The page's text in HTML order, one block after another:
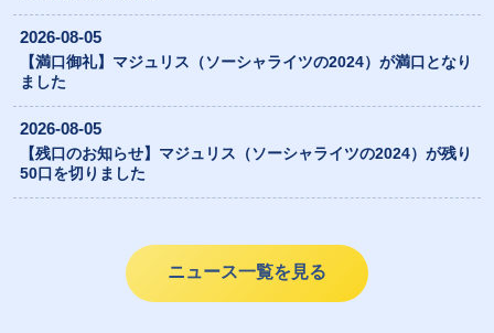
2026-08-05
【満口御礼】マジュリス（ソーシャライツの2024）が満口となり
ました
2026-08-05
【残口のお知らせ】マジュリス（ソーシャライツの2024）が残り
50口を切りました
ニュース一覧を見る